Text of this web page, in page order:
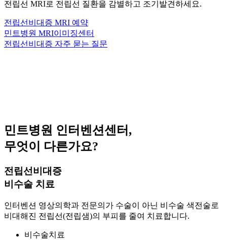
전립선 MRI로 전립선 질환을 감별하고 조기발견하세요.
전립선비대증 MRI 예약
민트병원 MRI이미징센터
전립선비대증 자주 묻는 질문
민트병원 인터벤션센터,
무엇이 다른가요?
전립선비대증
비수술 치료
인터벤션 영상의학과 전문의가 수술이 아닌 비수술 색전술로
비대해진 전립선(전립샘)의 부피를 줄여 치료합니다.
비수술치료